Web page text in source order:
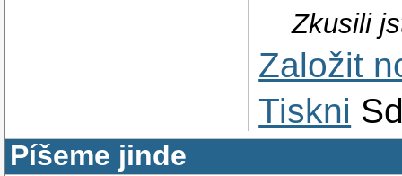
Zkusili
Založit
Tiskni
Píšeme jinde